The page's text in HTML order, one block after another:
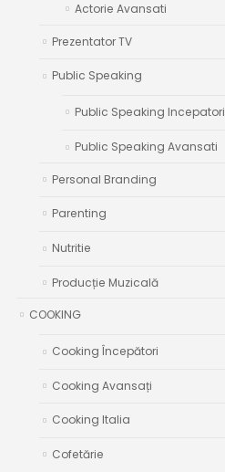
Actorie Avansati
Prezentator TV
Public Speaking
Public Speaking Incepatori
Public Speaking Avansati
Personal Branding
Parenting
Nutritie
Producție Muzicală
COOKING
Cooking Începători
Cooking Avansați
Cooking Italia
Cofetărie